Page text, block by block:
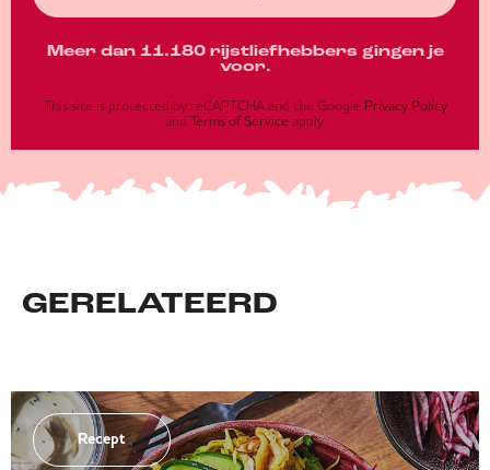
Meer dan 11.180 rijstliefhebbers gingen je
voor.
This site is protected by reCAPTCHA and the Google Privacy Policy
and Terms of Service apply.
GERELATEERD
Recept